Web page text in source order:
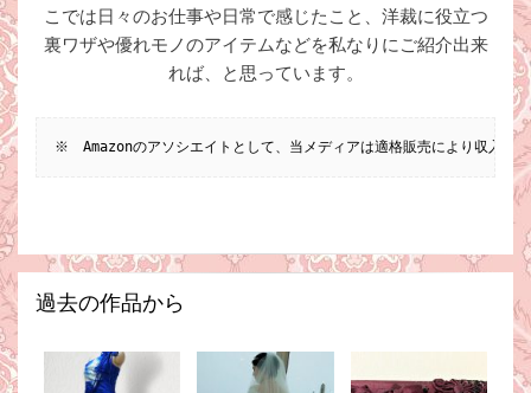
こでは日々のお仕事や日常で感じたこと、洋裁に役立つ
裏ワザや優れモノのアイテムなどを私なりにご紹介出来
れば、と思っています。
※　Amazonのアソシエイトとして、当メディアは適格販売により収入を
過去の作品から